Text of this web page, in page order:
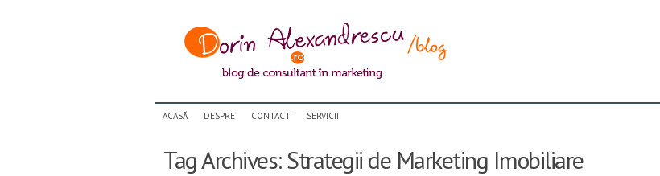
ACASĂ DESPRE CONTACT SERVICII
Tag Archives:Strategii de Marketing Imobiliare